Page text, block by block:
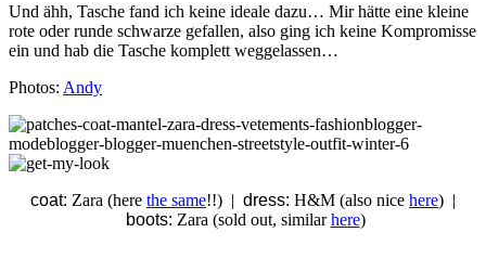
Und ähh, Tasche fand ich keine ideale dazu… Mir hätte eine kleine
rote oder runde schwarze gefallen, also ging ich keine Kompromisse
ein und hab die Tasche komplett weggelassen…
Photos: Andy
coat: Zara (here the same!!) | dress: H&M (also nice here) |
boots: Zara (sold out, similarhere)